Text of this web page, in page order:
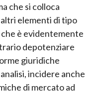
che si colloca
elementi di tipo
è evidentemente
depotenziare
giuridiche
incidere anche
di mercato ad